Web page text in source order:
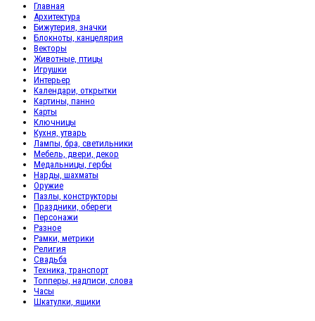
Главная
Архитектура
Бижутерия, значки
Блокноты, канцелярия
Векторы
Животные, птицы
Игрушки
Интерьер
Календари, открытки
Картины, панно
Карты
Ключницы
Кухня, утварь
Лампы, бра, светильники
Мебель, двери, декор
Медальницы, гербы
Нарды, шахматы
Оружие
Пазлы, конструкторы
Праздники, обереги
Персонажи
Разное
Рамки, метрики
Религия
Свадьба
Техника, транспорт
Топперы, надписи, слова
Часы
Шкатулки, ящики